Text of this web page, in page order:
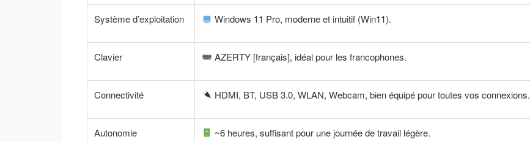
Système d’exploitation Windows 11 Pro, moderne et intuitif (Win11).
Clavier AZERTY [français], idéal pour les francophones.
Connectivité HDMI, BT, USB 3.0, WLAN, Webcam, bien équipé pour toutes vos connexions.
Autonomie ~6 heures, suffisant pour une journée de travail légère.